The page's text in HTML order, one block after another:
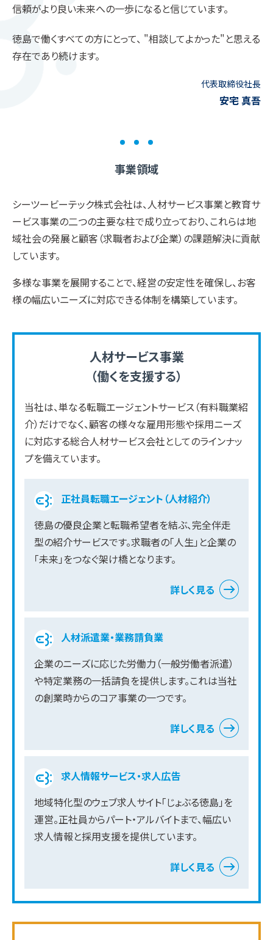
信頼がより良い未来への一歩になると信じています。
徳島で働くすべての方にとって、 "相談してよかった"と思える
存在であり続けます。
代表取締役社長
安宅 真吾
事業領域
シーツービーテック株式会社は、人材サービス事業と教育サ
ービス事業の二つの主要な柱で成り立っており、これらは地
域社会の発展と顧客（求職者および企業）の課題解決に貢献
しています。
多様な事業を展開することで、経営の安定性を確保し、お客
様の幅広いニーズに対応できる体制を構築しています。
人材サービス事業
（働くを支援する）
当社は、単なる転職エージェントサービス（有料職業紹
介）だけでなく、顧客の様々な雇用形態や採用ニーズ
に対応する総合人材サービス会社としてのラインナッ
プを備えています。
正社員転職エージェント（人材紹介）
徳島の優良企業と転職希望者を結ぶ、完全伴走
型の紹介サービスです。求職者の「人生」と企業の
「未来」をつなぐ架け橋となります。
詳しく見る
人材派遣業・業務請負業
企業のニーズに応じた労働力（一般労働者派遣）
や特定業務の一括請負を提供します。これは当社
の創業時からのコア事業の一つです。
詳しく見る
求人情報サービス・求人広告
地域特化型のウェブ求人サイト「じょぶる徳島」を
運営。正社員からパート・アルバイトまで、幅広い
求人情報と採用支援を提供しています。
詳しく見る